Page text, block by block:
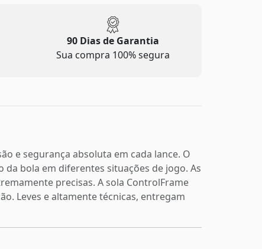
90 Dias de Garantia
Sua compra 100% segura
e segurança absoluta em cada lance. O
bola em diferentes situações de jogo. As
precisas. A sola ControlFrame
Leves e altamente técnicas, entregam